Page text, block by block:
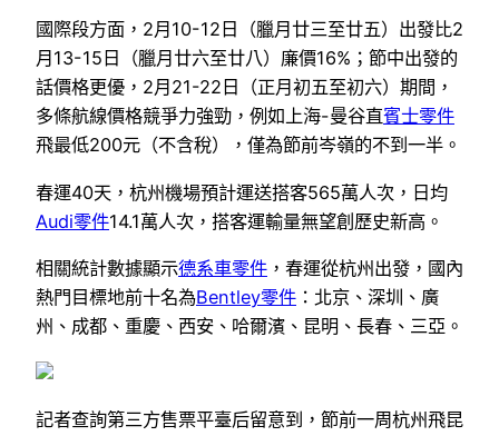
國際段方面，2月10-12日（臘月廿三至廿五）出發比2
月13-15日（臘月廿六至廿八）廉價16%；節中出發的
話價格更優，2月21-22日（正月初五至初六）期間，
多條航線價格競爭力強勁，例如上海-曼谷直賓士零件
飛最低200元（不含稅），僅為節前岑嶺的不到一半。
春運40天，杭州機場預計運送搭客565萬人次，日均
Audi零件14.1萬人次，搭客運輸量無望創歷史新高。
相關統計數據顯示德系車零件 ，春運從杭州出發，國內
熱門目標地前十名為Bentley零件 ：北京、深圳、廣
州、成都、重慶、西安、哈爾濱、昆明、長春、三亞。
記者查詢第三方售票平臺后留意到，節前一周杭州飛昆